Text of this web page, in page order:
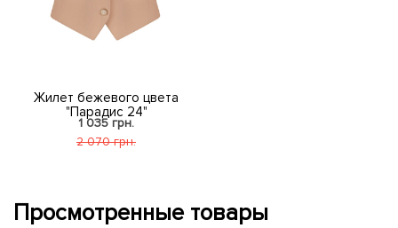
Жилет бежевого цвета
"Парадис 24"
1 035 грн.
2 070 грн.
Просмотренные товары